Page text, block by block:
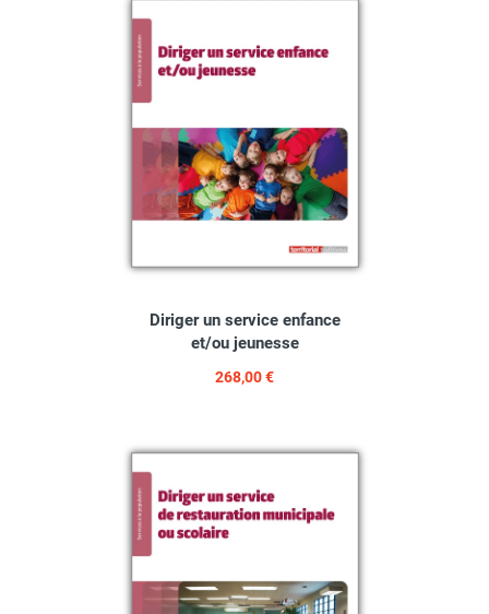
Diriger un service enfance
et/ou jeunesse
268,00 €